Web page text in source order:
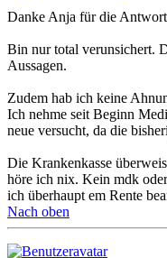
Danke Anja für die
Bin nur total verunsichert.
Aussagen.
Zudem hab ich keine
Ich nehme seit Beginn
neue versucht, da die
Die Krankenkasse
höre ich nix. Kein mdk
ich überhaupt em Rente
Nach oben